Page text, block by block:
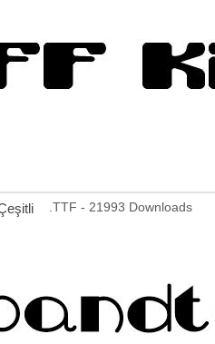
.TTF - 21993 Downloads